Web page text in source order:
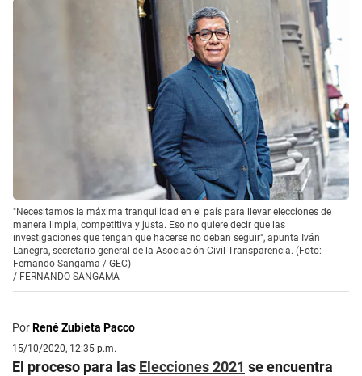
"Necesitamos la máxima tranquilidad en el país para llevar elecciones de
manera limpia, competitiva y justa. Eso no quiere decir que las
investigaciones que tengan que hacerse no deban seguir", apunta Iván
Lanegra, secretario general de la Asociación Civil Transparencia. (Foto:
Fernando Sangama / GEC)
/ FERNANDO SANGAMA
PorRené Zubieta Pacco
15/10/2020, 12:35 p.m.
El proceso para las Elecciones 2021 se encuentra